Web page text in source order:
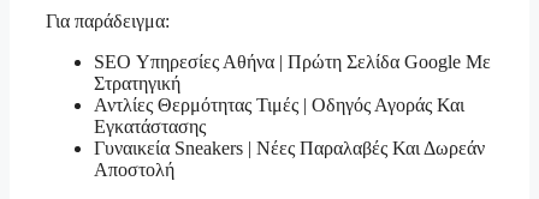
Για παράδειγμα:
SEO Υπηρεσίες Αθήνα | Πρώτη Σελίδα Google Με
Στρατηγική
Αντλίες Θερμότητας Τιμές | Οδηγός Αγοράς Και
Εγκατάστασης
Γυναικεία Sneakers | Νέες Παραλαβές Και Δωρεάν
Αποστολή